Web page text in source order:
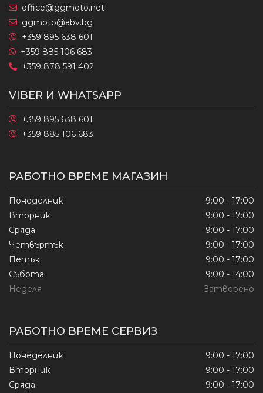
office@ggmoto.net
ggmoto@abv.bg
+359 895 638 601
+359 885 106 683
+359 878 591 402
VIBER И WHATSAPP
+359 895 638 601
+359 885 106 683
РАБОТНО ВРЕМЕ МАГАЗИН
Понеделник
9:00 - 17:00
Вторник
9:00 - 17:00
Сряда
9:00 - 17:00
Четвъртък
9:00 - 17:00
Петък
9:00 - 17:00
Събота
9:00 - 14:00
Неделя
Затворено
РАБОТНО ВРЕМЕ СЕРВИЗ
Понеделник
9:00 - 17:00
Вторник
9:00 - 17:00
Сряда
9:00 - 17:00